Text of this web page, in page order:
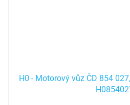
H0 - Motorový vůz ČD 854